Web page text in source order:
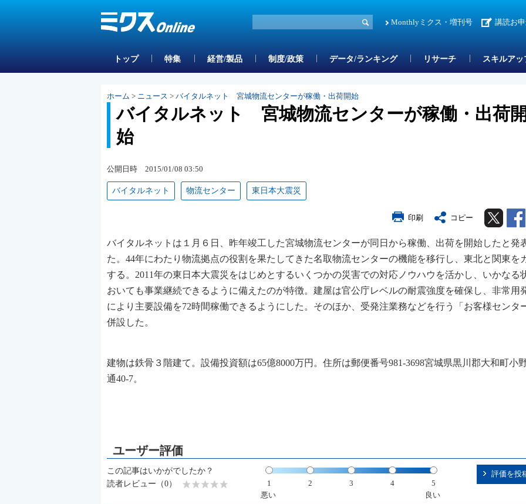
Monthlyミクス・増刊号 講読お
トップ 特集 経営/製品 制度/政策 データ/ランキング リサーチ スキルア
ホーム > ニュース > バイタルネット 宮城物流センターが稼働・出荷開始
バイタルネット 宮城物流センターが稼働・出荷
始
公開日時 2015/01/08 03:50
バイタルネット 物流センター 東日本大震災
印刷 コピー Twitter
バイタルネットは１月６日、昨年竣工した宮城物流センターが同日から稼働、出荷を開始したと発
た。44年にわたり物流拠点の役割を果たしてきた名取物流センターの機能を移行し、東北と関東を
する。2011年の東日本大震災をはじめとするいくつかの災害での対応ノウハウを活かし、いかなる
おいても事業継続できるように備えたのが特徴。建屋は官公庁レベルの耐震強度を確保し、非常用
により主要設備を72時間稼働できるようにした。そのほか、受発注業務などを行う「お客様センタ
併設した。
建物は鉄骨３階建て。設備投資額は65億8000万円。住所は郵便番号981-3698宮城県黒川郡大和町小
通40-7。
この記事はいかがでしたか？
読者レビュー（0）
1 2 3 4
5
悪い
良い
評価を投